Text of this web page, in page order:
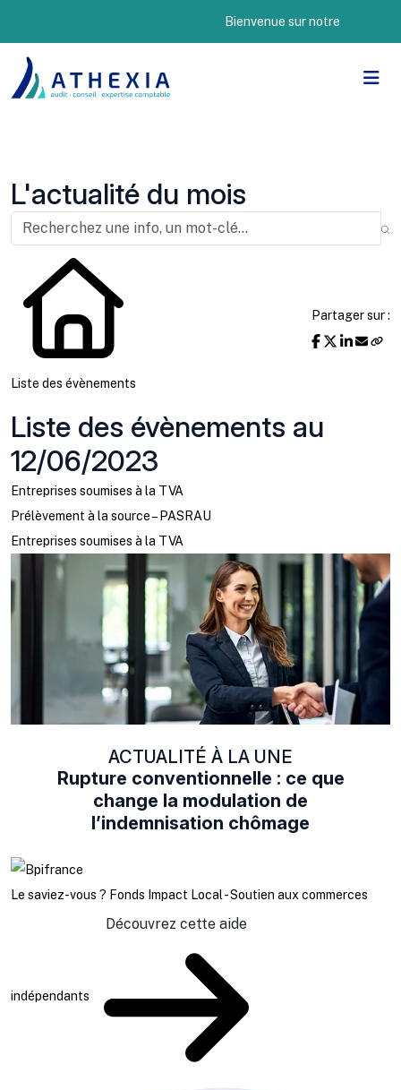
Bienvenue sur notre nouveau
L'actualité du mois
Liste des évènements
Partager sur :
Liste des évènements au
12/06/2023
Entreprises soumises à la TVA
Prélèvement à la source – PASRAU
Entreprises soumises à la TVA
ACTUALITÉ À LA UNE
Rupture conventionnelle : ce que
change la modulation de
l’indemnisation chômage
Le saviez-vous ? Fonds Impact Local - Soutien aux commerces
indépendants
Découvrez cette aide